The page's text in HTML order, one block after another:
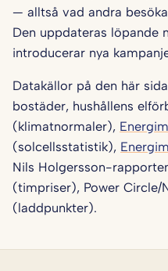
— alltså vad andra
Den uppdateras löpande
introducerar nya
Datakällor på den här
bostäder, hushållens
(klimatnormaler),
(solcellsstatistik),
Nils Holgersson-
(timpriser), Power Circle/
(laddpunkter).